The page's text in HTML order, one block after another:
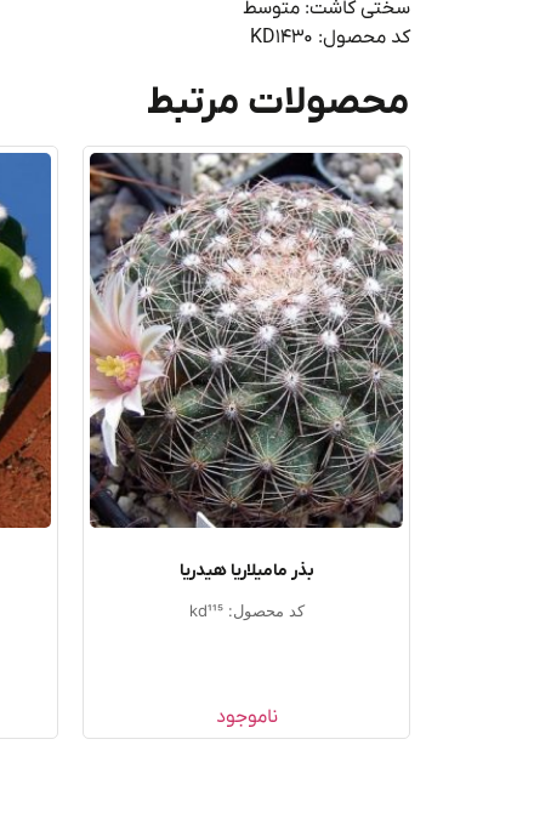
سختی کاشت: متوسط
کد محصول: KD1430
محصولات مرتبط
بذر مامیلاریا هیدریا
کد محصول: kd115
ناموجود